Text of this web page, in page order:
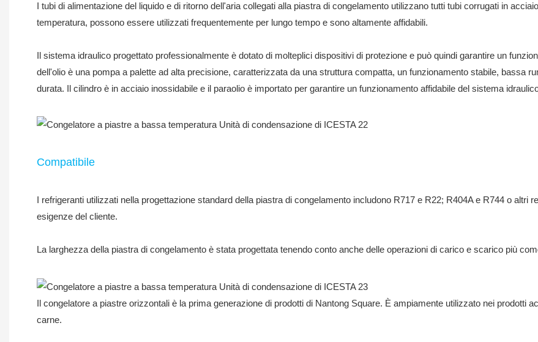
I tubi di alimentazione del liquido e di ritorno dell'aria collegati alla piastra di congelamento utilizzano tutti tubi corrugati in
temperatura, possono essere utilizzati frequentemente per lungo tempo e sono altamente affidabili.
Il sistema idraulico progettato professionalmente è dotato di molteplici dispositivi di protezione e può quindi garantire un
dell'olio è una pompa a palette ad alta precisione, caratterizzata da una struttura compatta, un funzionamento stabile, bassa
durata. Il cilindro è in acciaio inossidabile e il paraolio è importato per garantire un funzionamento affidabile del sistema
Compatibile
I refrigeranti utilizzati nella progettazione standard della piastra di congelamento includono R717 e R22; R404A e R744 o altri
esigenze del cliente.
La larghezza della piastra di congelamento è stata progettata tenendo conto anche delle operazioni di carico e scarico più
Il congelatore a piastre orizzontali è la prima generazione di prodotti di Nantong Square. È ampiamente utilizzato nei prodotti
carne.